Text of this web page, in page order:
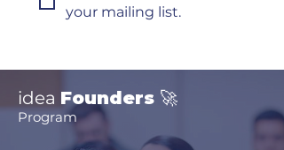
your mailing list.
idea Founders 🚀
Program